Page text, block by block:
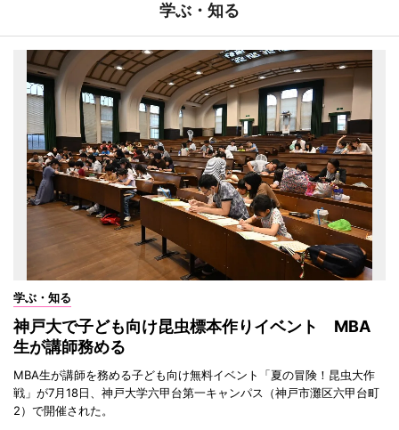
学ぶ・知る
学ぶ・知る
神戸大で子ども向け昆虫標本作りイベント MBA
生が講師務める
MBA生が講師を務める子ども向け無料イベント「夏の冒険！昆虫大作
戦」が7月18日、神戸大学六甲台第一キャンパス（神戸市灘区六甲台町
2）で開催された。